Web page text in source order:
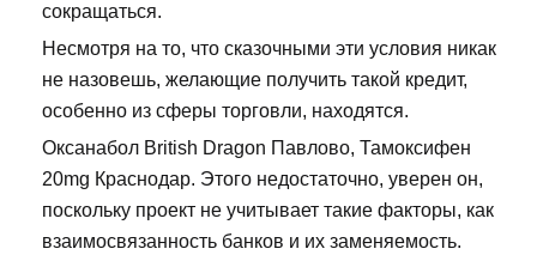
сокращаться.
Несмотря на то, что сказочными эти условия никак
не назовешь, желающие получить такой кредит,
особенно из сферы торговли, находятся.
Оксанабол British Dragon Павлово, Тамоксифен
20mg Краснодар. Этого недостаточно, уверен он,
поскольку проект не учитывает такие факторы, как
взаимосвязанность банков и их заменяемость.